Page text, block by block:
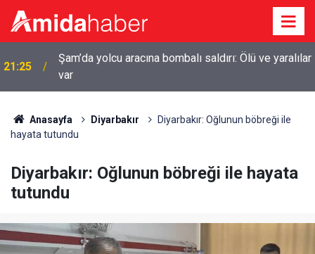
20:44 Diyarbakır’da sulama kanalına giren genç boğuldu
Anasayfa Diyarbakır
Diyarbakır: Oğlunun böbreği ile
hayata tutundu
Diyarbakır: Oğlunun böbreği ile hayata
tutundu